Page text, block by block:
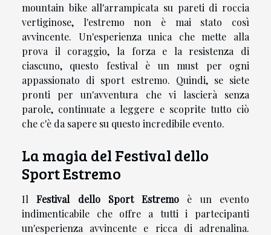
mountain bike all'arrampicata su pareti di roccia
vertiginose, l'estremo non è mai stato così
avvincente. Un'esperienza unica che mette alla
prova il coraggio, la forza e la resistenza di
ciascuno, questo festival è un must per ogni
appassionato di sport estremo. Quindi, se siete
pronti per un'avventura che vi lascierà senza
parole, continuate a leggere e scoprite tutto ciò
che c'è da sapere su questo incredibile evento.
La magia del Festival dello
Sport Estremo
IlFestival dello Sport Estremo è un evento
indimenticabile che offre a tutti i partecipanti
un'esperienza avvincente e ricca di adrenalina.